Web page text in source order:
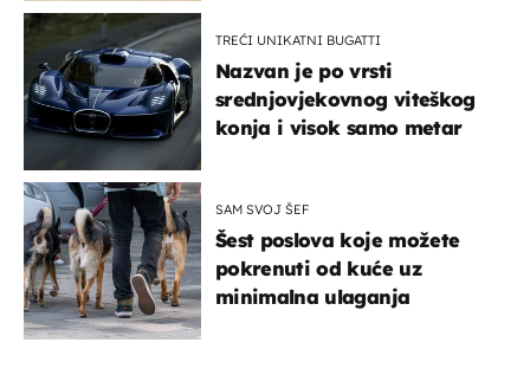
TREĆI UNIKATNI BUGATTI
Nazvan je po vrsti
srednjovjekovnog viteškog
konja i visok samo metar
SAM SVOJ ŠEF
Šest poslova koje možete
pokrenuti od kuće uz
minimalna ulaganja